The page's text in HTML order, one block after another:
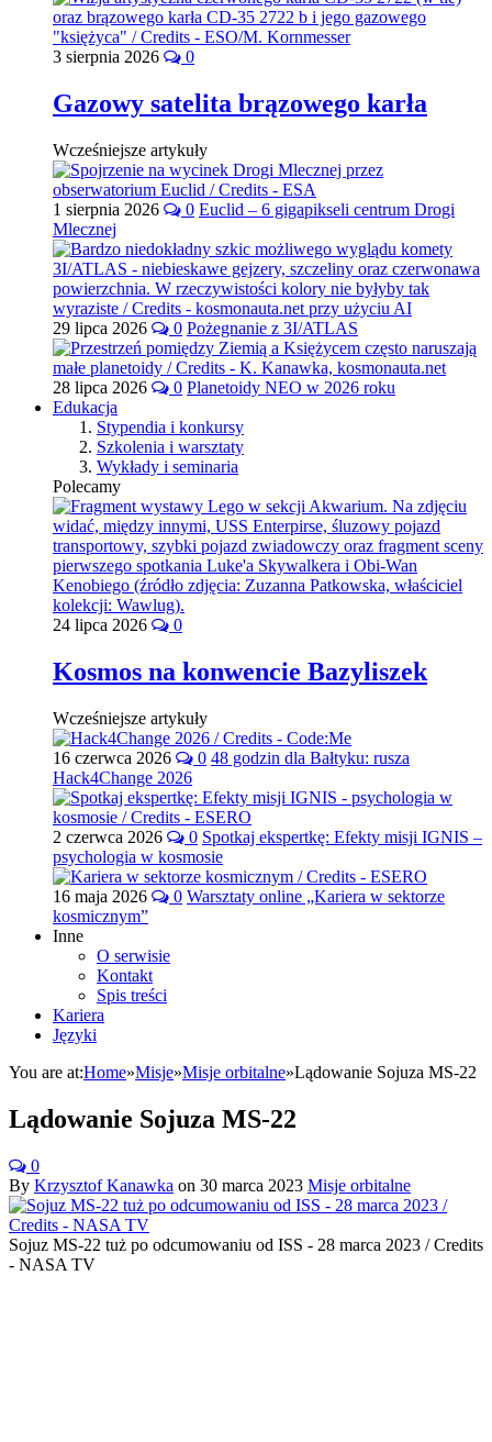
3 sierpnia 2026 0
Gazowy satelita brązowego karła
Wcześniejsze artykuły
1 sierpnia 2026 0 Euclid – 6 gigapikseli centrum Drogi
Mlecznej
29 lipca 2026 0 Pożegnanie z 3I/ATLAS
28 lipca 2026 0 Planetoidy NEO w 2026 roku
Edukacja
Stypendia i konkursy
Szkolenia i warsztaty
Wykłady i seminaria
Polecamy
24 lipca 2026 0
Kosmos na konwencie Bazyliszek
Wcześniejsze artykuły
16 czerwca 2026 0 48 godzin dla Bałtyku: rusza
Hack4Change 2026
2 czerwca 2026 0 Spotkaj ekspertkę: Efekty misji IGNIS –
psychologia w kosmosie
16 maja 2026 0 Warsztaty online „Kariera w sektorze
kosmicznym”
Inne
O serwisie
Kontakt
Spis treści
Kariera
Języki
You are at:Home»Misje»Misje orbitalne»Lądowanie Sojuza MS-22
Lądowanie Sojuza MS-22
0
By Krzysztof Kanawka on 30 marca 2023 Misje orbitalne
Sojuz MS-22 tuż po odcumowaniu od ISS - 28 marca 2023 / Credits
- NASA TV